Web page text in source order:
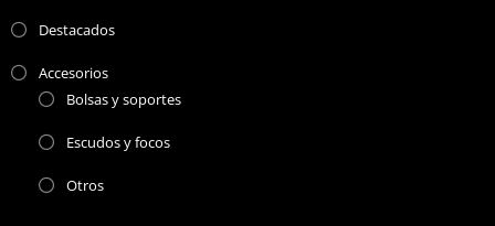
Destacados
Accesorios
Bolsas y soportes
Escudos y focos
Otros